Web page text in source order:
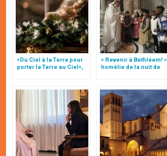
«Du Ciel à la Terre pour
porter la Terre au Ciel»,
« Revenir à Bethléem!
homélie de la nuit de
Noël (texte complet)